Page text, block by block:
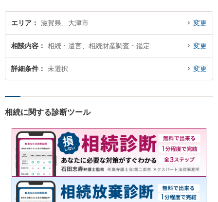
エリア 滋賀県、大津市 変更
相談内容 相続・遺言、相続財産調査・鑑定 変更
詳細条件 未選択 変更
相続に関する診断ツール